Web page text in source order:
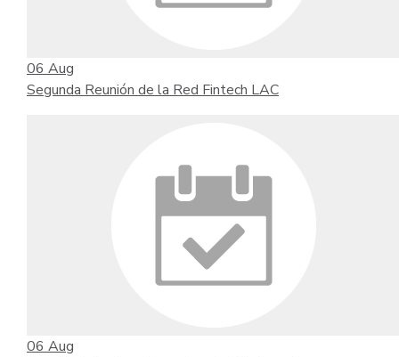
06 Aug
Segunda Reunión de la Red Fintech LAC
06 Aug